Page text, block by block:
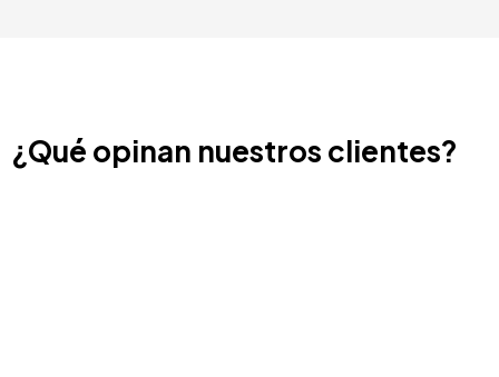
¿Qué opinan nuestros clientes?